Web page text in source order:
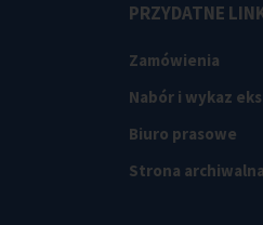
PRZYDATNE
Zamówienia
Nabór i wykaz
Biuro prasowe
Strona archiwalna